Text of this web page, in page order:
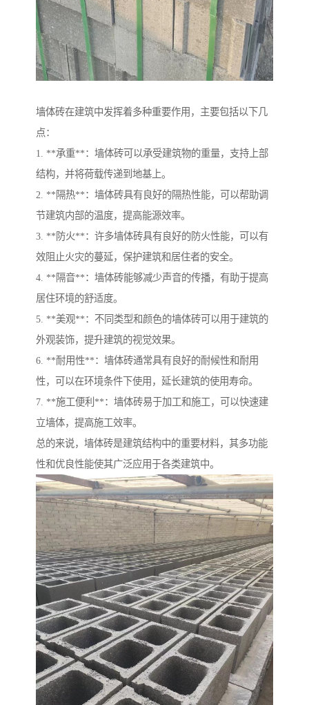
墙体砖在建筑中发挥着多种重要作用，主要包括以下几
点：
1. **承重**：墙体砖可以承受建筑物的重量，支持上部
结构，并将荷载传递到地基上。
2. **隔热**：墙体砖具有良好的隔热性能，可以帮助调
节建筑内部的温度，提高能源效率。
3. **防火**：许多墙体砖具有良好的防火性能，可以有
效阻止火灾的蔓延，保护建筑和居住者的安全。
4. **隔音**：墙体砖能够减少声音的传播，有助于提高
居住环境的舒适度。
5. **美观**：不同类型和颜色的墙体砖可以用于建筑的
外观装饰，提升建筑的视觉效果。
6. **耐用性**：墙体砖通常具有良好的耐候性和耐用
性，可以在环境条件下使用，延长建筑的使用寿命。
7. **施工便利**：墙体砖易于加工和施工，可以快速建
立墙体，提高施工效率。
总的来说，墙体砖是建筑结构中的重要材料，其多功能
性和优良性能使其广泛应用于各类建筑中。